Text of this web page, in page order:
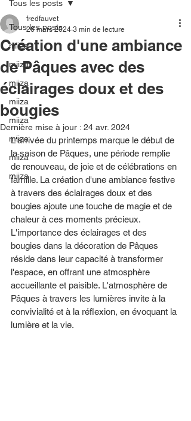
Tous les posts
miiza
miiza
miiza
miiza
miiza
miiza
miiza
miiza
Tous les posts
Création d'une ambiance
de Pâques avec des
éclairages doux et des
bougies
fredfauvet
26 mars 2024 3 min de lecture
Dernière mise à jour : 24 avr. 2024
L'arrivée du printemps marque le début de
la saison de Pâques, une période remplie
de renouveau, de joie et de célébrations en
famille. La création d'une ambiance festive
à travers des éclairages doux et des
bougies ajoute une touche de magie et de
chaleur à ces moments précieux.
L'importance des éclairages et des
bougies dans la décoration de Pâques
réside dans leur capacité à transformer
l'espace, en offrant une atmosphère
accueillante et paisible. L'atmosphère de
Pâques à travers les lumières invite à la
convivialité et à la réflexion, en évoquant la
lumière et la vie.